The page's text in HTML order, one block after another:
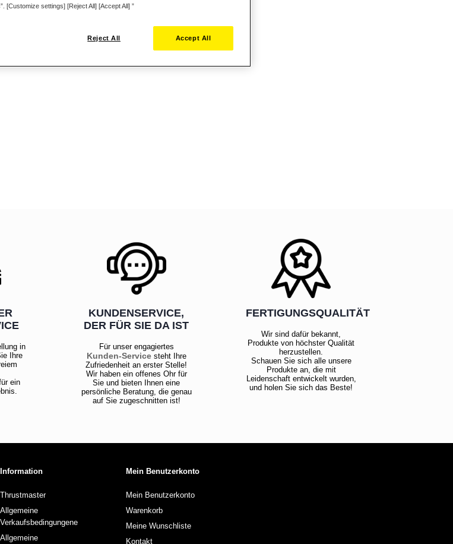
in
Ihre
ein
KUNDENSERVICE,
DER FÜR SIE DA IST
Für unser engagiertes
Kunden-Servicesteht Ihre
Zufriedenheit an erster Stelle!
Wir haben ein offenes Ohr für
Sie und bieten Ihnen eine
persönliche Beratung, die genau
auf Sie zugeschnitten ist!
FERTIGUNGSQUALITÄT
Wir sind dafür bekannt,
Produkte von höchster Qualität
herzustellen.
Schauen Sie sich alle unsere
Produkte an, die mit
Leidenschaft entwickelt wurden,
und holen Sie sich das Beste!
Information
Thrustmaster
Allgemeine
Verkaufsbedingungene
Allgemeine
Mein Benutzerkonto
Mein Benutzerkonto
Warenkorb
Meine Wunschliste
Kontakt
[Customize settings] [Reject All] [Accept All] ”
Reject All Accept All